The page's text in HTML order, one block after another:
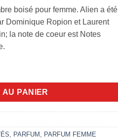
boisé pour femme. Alien a été
Dominique Ropion et Laurent
la note de coeur est Notes
edp
AU PANIER
, PARFUM , PARFUM FEMME